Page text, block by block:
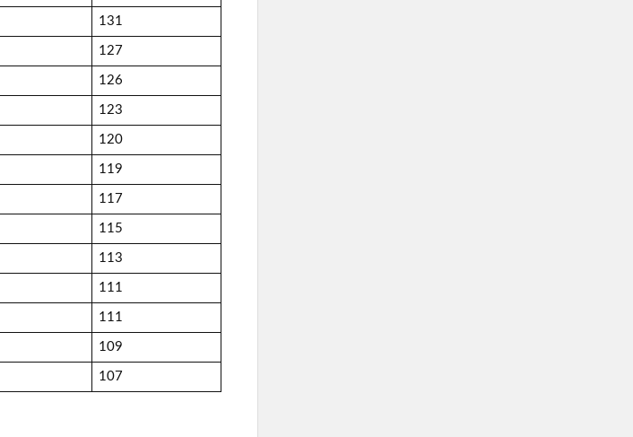
131
127
126
123
120
119
117
115
113
111
111
109
107